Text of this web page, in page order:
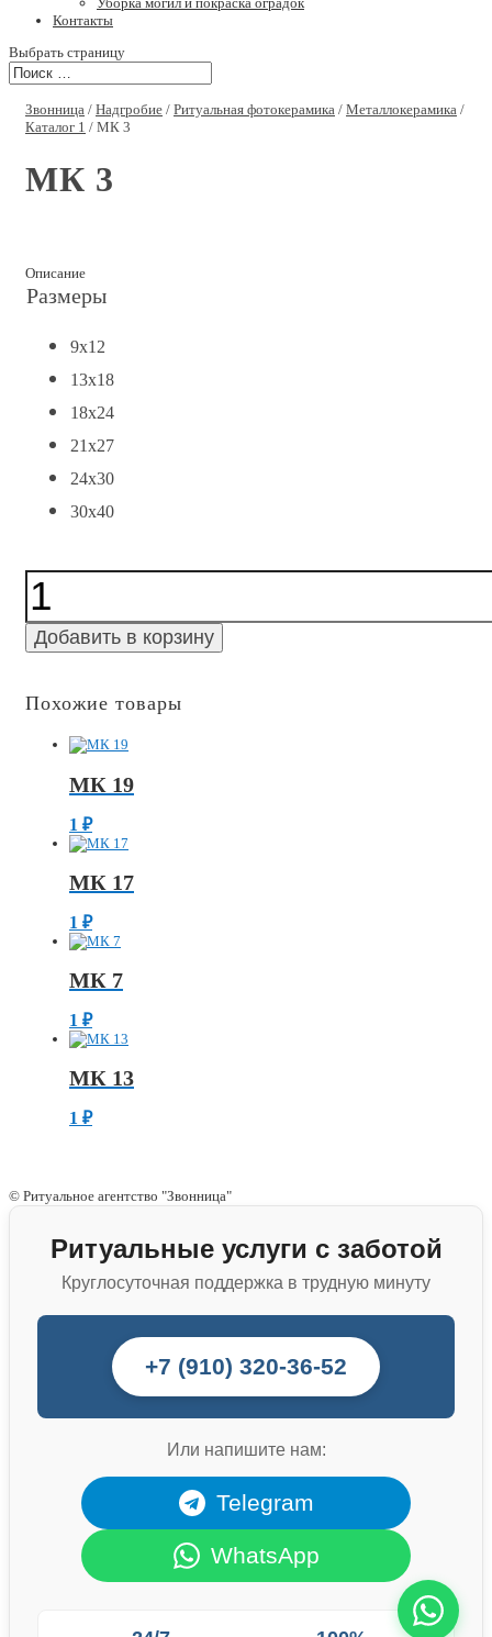
Контакты
Выбрать страницу
Звонница / Надгробие / Ритуальная фотокерамика / Металлокерамика /
Каталог 1 / МК 3
МК 3
Описание
Размеры
9x12
13x18
18x24
21x27
24x30
30x40
Количество
МК
Добавить в корзину
Похожие товары
МК 19
1 ₽
МК 17
1 ₽
МК 7
1 ₽
МК 13
1 ₽
© Ритуальное агентство "Звонница"
Ритуальные услуги с заботой
Круглосуточная поддержка в трудную минуту
+7 (910) 320-36-52
Или напишите нам:
Telegram
WhatsApp